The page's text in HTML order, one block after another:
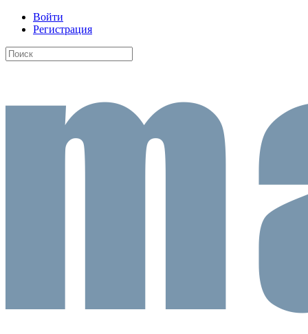
Войти
Регистрация